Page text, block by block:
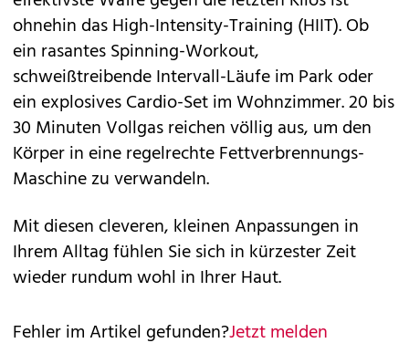
ohnehin das High-Intensity-Training (HIIT). Ob
ein rasantes Spinning-Workout,
schweißtreibende Intervall-Läufe im Park oder
ein explosives Cardio-Set im Wohnzimmer. 20 bis
30 Minuten Vollgas reichen völlig aus, um den
Körper in eine regelrechte Fettverbrennungs-
Maschine zu verwandeln.
Mit diesen cleveren, kleinen Anpassungen in
Ihrem Alltag fühlen Sie sich in kürzester Zeit
wieder rundum wohl in Ihrer Haut.
Fehler im Artikel gefunden?Jetzt melden